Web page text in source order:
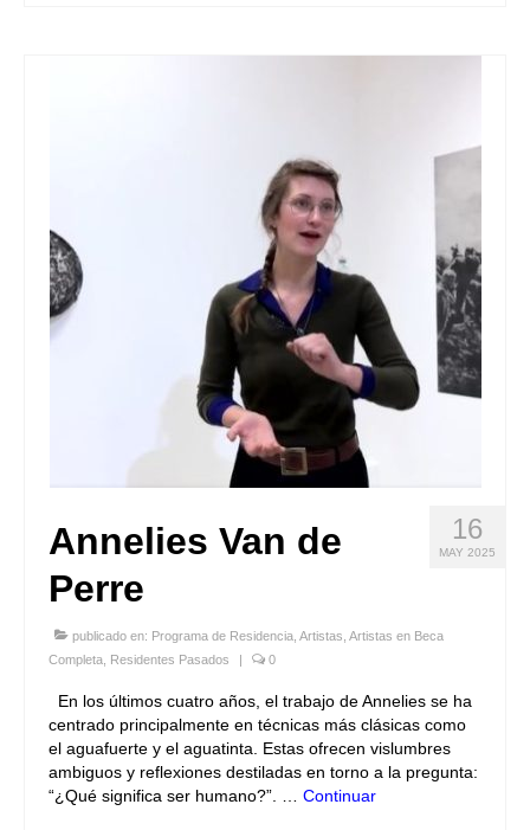
16
MAY 2025
Annelies Van de
Perre
publicado en: Programa de Residencia Artistas Artistas en Beca
Completa Residentes Pasados | 0
En los últimos cuatro años, el trabajo de Annelies se ha
centrado principalmente en técnicas más clásicas como
el aguafuerte y el aguatinta. Estas ofrecen vislumbres
ambiguos y reflexiones destiladas en torno a la pregunta:
“¿Qué significa ser humano?”. … Continuar